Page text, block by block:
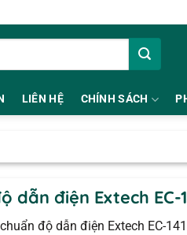
LIÊN HỆ CHÍNH SÁCH
dẫn điện Extech EC-
độ dẫn điện Extech EC-